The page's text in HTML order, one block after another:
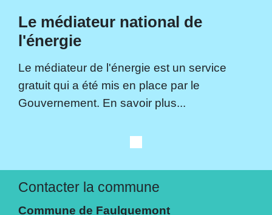
Le médiateur national de
l'énergie
Le médiateur de l'énergie est un service
gratuit qui a été mis en place par le
Gouvernement. En savoir plus...
Contacter la commune
Commune de Faulquemont